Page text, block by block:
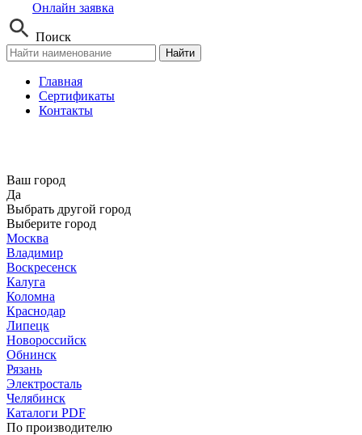
Онлайн заявка
Поиск
Найти
Главная
Сертификаты
Контакты
Ваш город
Да
Выбрать другой город
Выберите город
Москва
Владимир
Воскресенск
Калуга
Коломна
Краснодар
Липецк
Новороссийск
Обнинск
Рязань
Электросталь
Челябинск
Каталоги PDF
По производителю